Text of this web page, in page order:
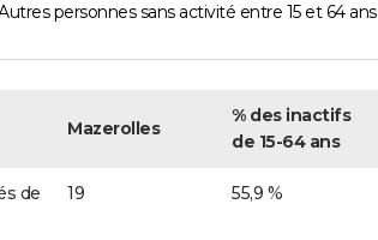
personnes sans activité entre 15 et 64 ans
Mazerolles
% des inactifs
de 15-64 ans
de
19 55,9 %